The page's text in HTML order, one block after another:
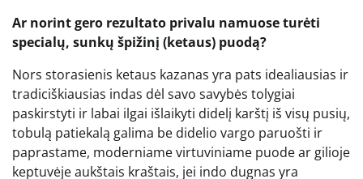
Ar norint gero rezultato privalu namuose turėti
specialų, sunkų špižinį (ketaus) puodą?
Nors storasienis ketaus kazanas yra pats idealiausias ir
tradiciškiausias indas dėl savo savybės tolygiai
paskirstyti ir labai ilgai išlaikyti didelį karštį iš visų pusių,
tobulą patiekalą galima be didelio vargo paruošti ir
paprastame, moderniame virtuviniame puode ar gilioje
keptuvėje aukštais kraštais, jei indo dugnas yra